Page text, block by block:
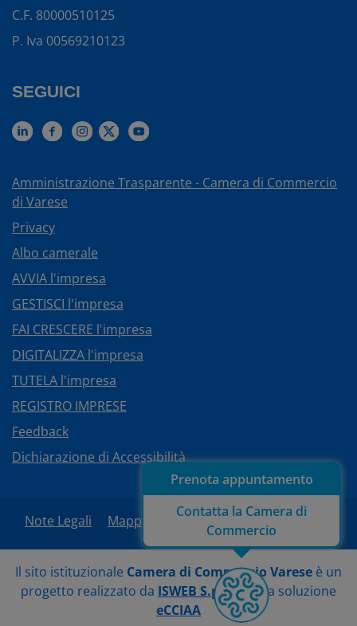
Prenota appuntamento
Contatta la Camera di
Commercio
C.F. 80000510125
P. Iva 00569210123
SEGUICI
Amministrazione Trasparente - Camera di Commercio
di Varese
Privacy
Albo camerale
AVVIA l'impresa
GESTISCI l'impresa
FAI CRESCERE l'impresa
DIGITALIZZA l'impresa
TUTELA l'impresa
REGISTRO IMPRESE
Feedback
Dichiarazione di Accessibilità
Note Legali Mappa del sito Area Riservata
Il sito istituzionale Camera di Commercio Varese è un
progetto realizzato da ISWEB S.p.A.con la soluzione
eCCIAA